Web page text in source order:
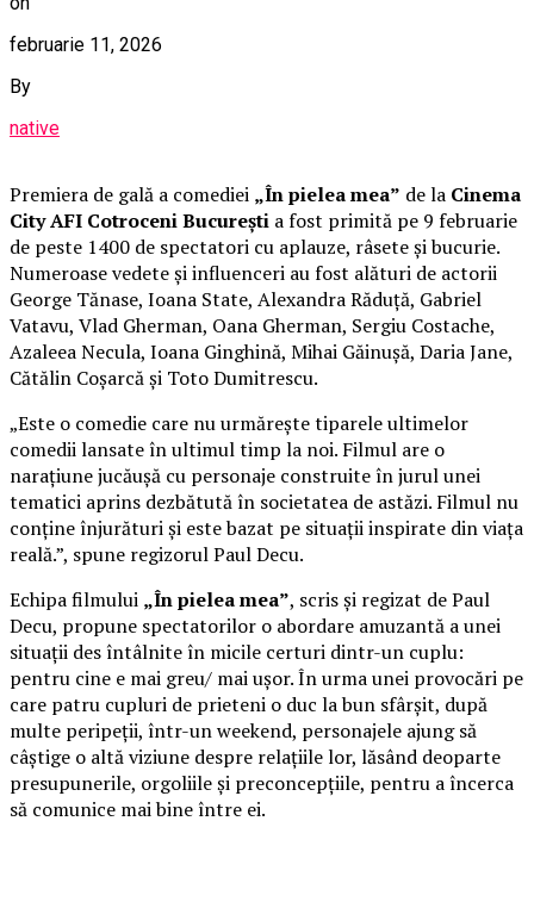
februarie 11, 2026
By
native
Premiera de gală a comediei „În pielea mea” de la Cinema
City AFI Cotroceni București a fost primită pe 9 februarie
de peste 1400 de spectatori cu aplauze, râsete și bucurie.
Numeroase vedete și influenceri au fost alături de actorii
George Tănase, Ioana State, Alexandra Răduță, Gabriel
Vatavu, Vlad Gherman, Oana Gherman, Sergiu Costache,
Azaleea Necula, Ioana Ginghină, Mihai Găinușă, Daria Jane,
Cătălin Coșarcă și Toto Dumitrescu.
„Este o comedie care nu urmărește tiparele ultimelor
comedii lansate în ultimul timp la noi. Filmul are o
narațiune jucăușă cu personaje construite în jurul unei
tematici aprins dezbătută în societatea de astăzi. Filmul nu
conține înjurături și este bazat pe situații inspirate din viața
reală.”, spune regizorul Paul Decu.
Echipa filmului „În pielea mea”, scris și regizat de Paul
Decu, propune spectatorilor o abordare amuzantă a unei
situații des întâlnite în micile certuri dintr-un cuplu:
pentru cine e mai greu/ mai ușor. În urma unei provocări pe
care patru cupluri de prieteni o duc la bun sfârșit, după
multe peripeții, într-un weekend, personajele ajung să
câștige o altă viziune despre relațiile lor, lăsând deoparte
presupunerile, orgoliile și preconcepțiile, pentru a încerca
să comunice mai bine între ei.